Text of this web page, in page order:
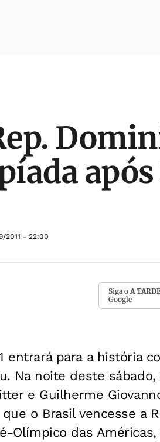
após
2011 - 22:00
Siga o A
Google
entrará para a história
Na noite deste
e Guilherme
o Brasil vencesse a
Olímpico das